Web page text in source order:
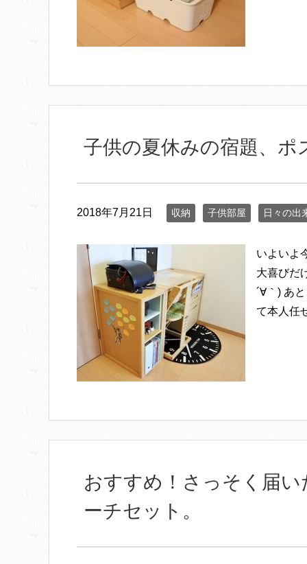
子供の夏休みの宿題、
2018年7月21日 収納 子供部屋 日々の出
いよいよ
大喜びだ
´∀｀) あ
て本人任
おすすめ！さっそく届
ーチセット。